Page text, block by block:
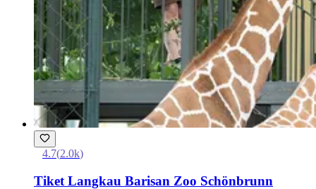
4.7(2.0k)
Tiket Langkau Barisan Zoo Schönbrunn